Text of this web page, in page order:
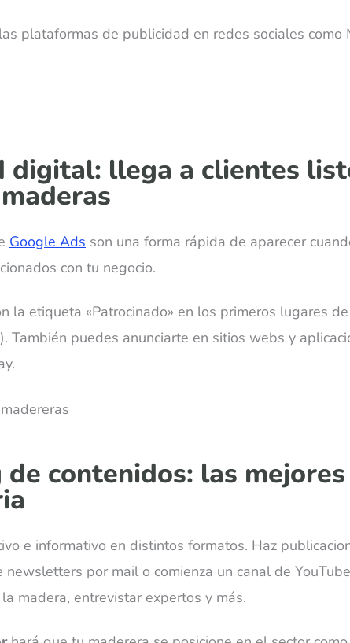
plataformas de publicidad en redes sociales como
digital: llega a clientes
Google Ads son una forma rápida de aparecer
con tu negocio.
la etiqueta «Patrocinado» en los primeros lugares
También puedes anunciarte en sitios webs y
contenidos: las
e informativo en distintos formatos. Haz
por mail o comienza un canal de
madera, entrevistar expertos y más.